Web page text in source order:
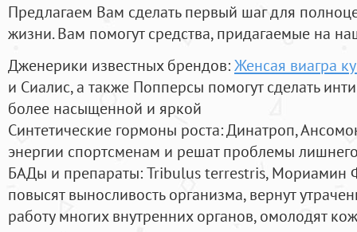
Предлагаем Вам сделать первый шаг для
жизни. Вам помогут средства, придагаемые на
Дженерики известных брендов:Женсая виагра
и Сиалис, а также Попперсы помогут сделать
более насыщенной и яркой
Синтетические гормоны роста: Динатроп,
энергии спортсменам и решат проблемы
БАДы и препараты:Tribulus terrestris, Мориамин
повысят выносливость организма, вернут
работу многих внутренних органов, омолодят